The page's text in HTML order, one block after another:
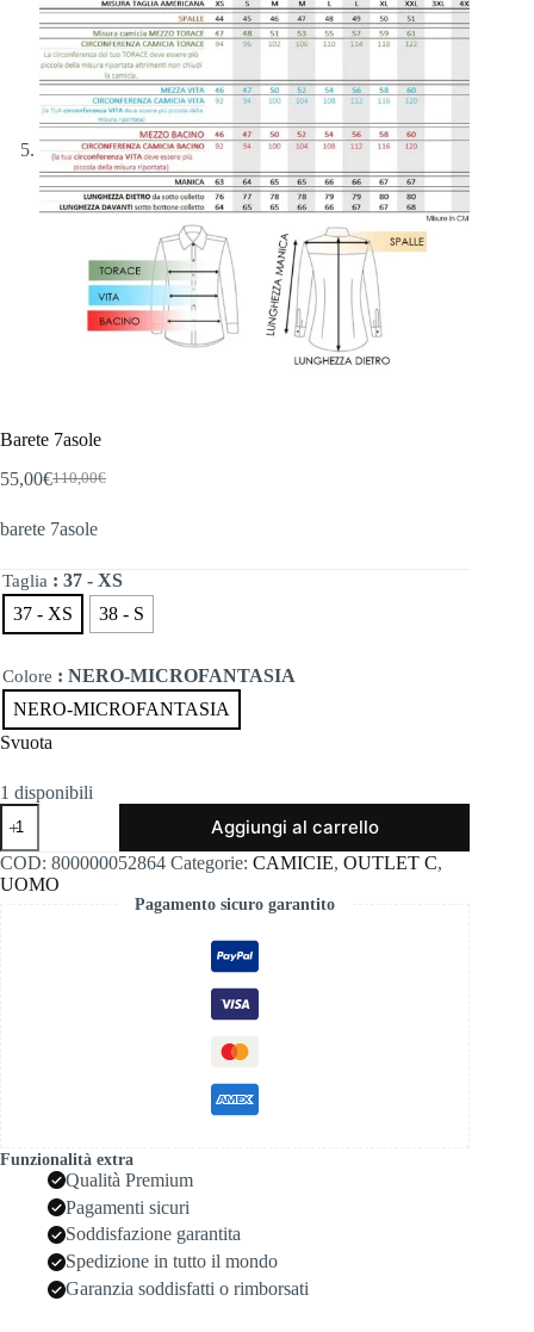
Barete 7asole
110,00€
Il
originale
110,00€.
55,00€Il
attuale
55,00€.
barete 7asole
Taglia : 37 - XS
37 - XS
38 - S
Colore : NERO-MICROFANTASIA
NERO-MICROFANTASIA
Svuota
1 disponibili
Barete
7asole
quantità
Aggiungi al carrello
COD: 800000052864 Categorie: CAMICIE, OUTLET C,
UOMO
Pagamento sicuro garantito
Funzionalità extra
Qualità Premium
Pagamenti sicuri
Soddisfazione garantita
Spedizione in tutto il mondo
Garanzia soddisfatti o rimborsati